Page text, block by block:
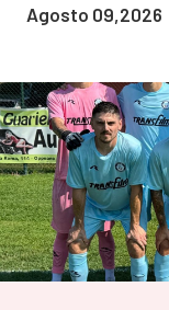
Agosto 09,2026